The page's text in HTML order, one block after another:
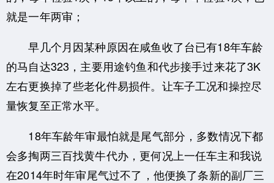
就是一年两审；
早几个月因某种原因在咸鱼收了台已有18年车龄
的马自达323，主要用途钓鱼和代步接手过来花了3K
左右更换掉了些老化件易损件。让车子工况和操控尽
量恢复至正常水平。
18年车龄年审最怕就是尾气部分，多数情况下都
会多掏两三百找黄牛代办，更何况上一任车主和我说
在2014年时年审尾气过不了，他便换了条新的副厂三